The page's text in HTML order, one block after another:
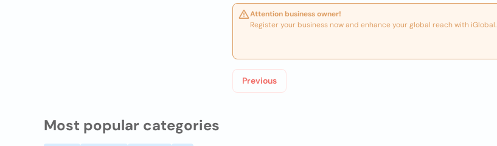
Attention business owner!
Register your business now and enhance your global reach with iGlobal.
Previous
Most popular categories